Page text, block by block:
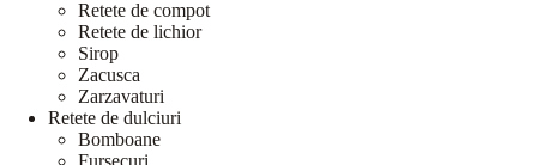
Retete de compot
Retete de lichior
Sirop
Zacusca
Zarzavaturi
Retete de dulciuri
Bomboane
Fursecuri